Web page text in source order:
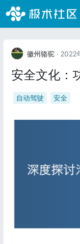
徽州骆驼 · 2022
安全文化：
自动驾驶 安全